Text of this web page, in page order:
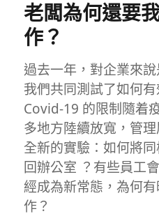
老闆為何還要
作？
過去一年，對企業來
我們共同測試了如何
Covid-19 的限制隨着
多地方陸續放寬，管
全新的實驗：如何將
回辦公室 ？有些員工
經成為新常態，為何
作？